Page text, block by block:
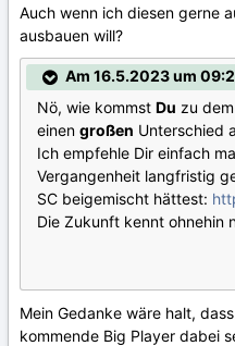
Auch wenn ich diesen gerne
ausbauen will?
Am 16.5.2023 um
Nö, wie kommst Du zu
einen großen Unterschied
Ich empfehle Dir einfach
Vergangenheit langfristig
SC beigemischt hättest:
Die Zukunft kennt ohnehin
Mein Gedanke wäre halt,
kommende Big Player dabei